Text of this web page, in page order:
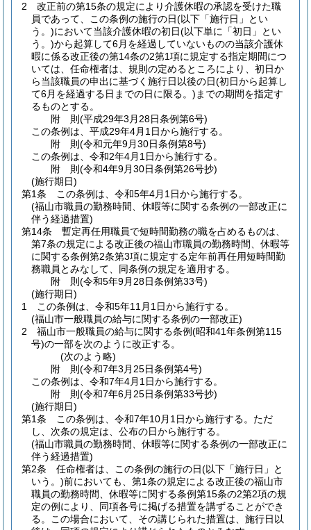
2
改正前の第15条の規定により介護休暇の承認を受けた職
員であって、この条例の施行の日(以下「施行日」とい
う。)において当該介護休暇の初日(以下単に「初日」とい
う。)から起算して6月を経過していないものの当該介護休
暇に係る改正後の第14条の2第1項に規定する指定期間につ
いては、任命権者は、規則の定めるところにより、初日か
ら当該職員の申出に基づく施行日以後の日(初日から起算し
て6月を経過する日までの日に限る。) までの期間を指定す
るものとする。
附 則(平成29年3月28日条例第6号)
この条例は、平成29年4月1日から施行する。
附 則(令和元年9月30日条例第8号)
この条例は、令和2年4月1日から施行する。
附 則(令和4年9月30日条例第26号抄)
(施行期日)
第1条
この条例は、令和5年4月1日から施行する。
(福山市職員の勤務時間、休暇等に関する条例の一部改正に
伴う経過措置)
第14条
暫定再任用職員で短時間勤務の職を占めるものは、
第7条の規定による改正後の福山市職員の勤務時間、休暇等
に関する条例第2条第3項に規定する定年前再任用短時間勤
務職員とみなして、同条例の規定を適用する。
附 則(令和5年9月28日条例第33号)
(施行期日)
1
この条例は、令和5年11月1日から施行する。
(福山市一般職員の給与に関する条例の一部改正)
2
福山市一般職員の給与に関する条例(昭和41年条例第115
号)の一部を次のように改正する。
(次のよう略)
附 則(令和7年3月25日条例第4号)
この条例は、令和7年4月1日から施行する。
附 則(令和7年6月25日条例第33号抄)
(施行期日)
第1条
この条例は、令和7年10月1日から施行する。 ただ
し、次条の規定は、公布の日から施行する。
(福山市職員の勤務時間、休暇等に関する条例の一部改正に
伴う経過措置)
第2条
任命権者は、この条例の施行の日(以下「施行日」と
いう。)前においても、第1条の規定による改正後の福山市
職員の勤務時間、休暇等に関する条例第15条の2第2項の規
定の例により、同項各号に掲げる措置を講ずることができ
る。
この場合において、その講じられた措置は、施行日以